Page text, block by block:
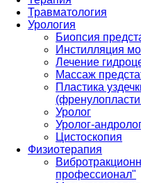
Травматология
Урология
Биопсия
Инстилляция
Лечение
Массаж
Пластика
Уролог
Уролог-
Цистоскопия
Физиотерапия
профессионал"